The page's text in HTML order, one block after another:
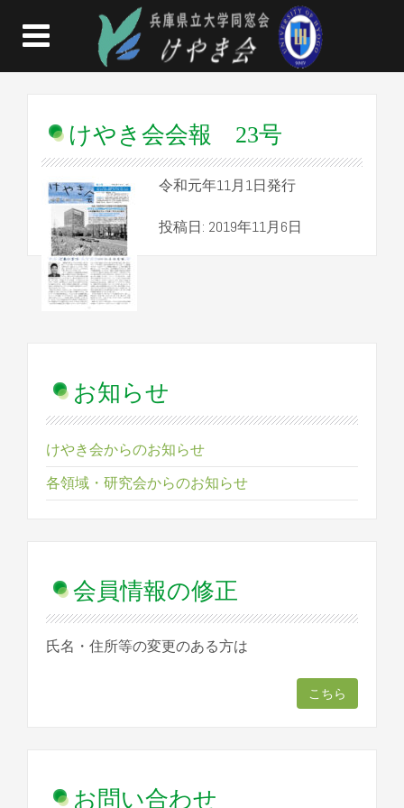
けやき会会報 23号
令和元年11月1日発行
投稿日: 2019年11月6日
お知らせ
けやき会からのお知らせ
各領域・研究会からのお知らせ
会員情報の修正
氏名・住所等の変更のある方は
こちら
お問い合わせ